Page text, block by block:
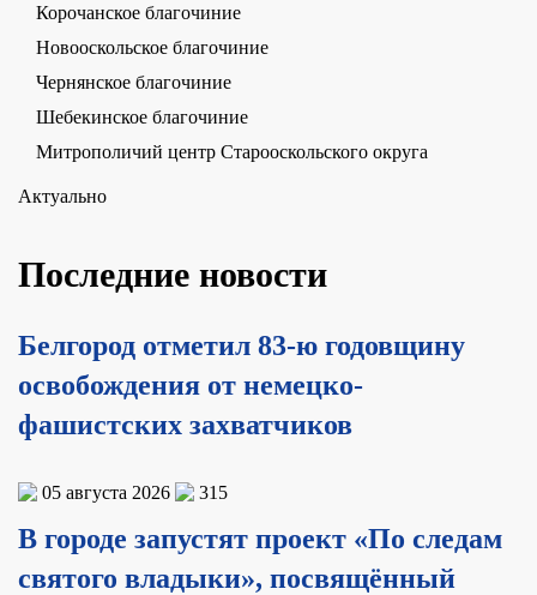
Корочанское благочиние
Новооскольское благочиние
Чернянское благочиние
Шебекинское благочиние
Митрополичий центр Старооскольского округа
Актуально
Последние новости
Белгород отметил 83-ю годовщину
освобождения от немецко-
фашистских захватчиков
05 августа 2026 315
В городе запустят проект «По следам
святого владыки», посвящённый